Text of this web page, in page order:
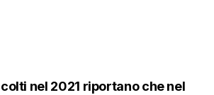
nel 2021 riportanoche nel